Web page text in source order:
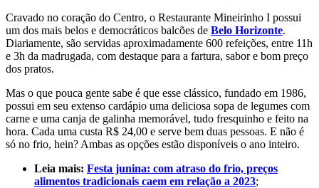
Cravado no coração do Centro, o Restaurante Mineirinho I possui
um dos mais belos e democráticos balcões de Belo Horizonte.
Diariamente, são servidas aproximadamente 600 refeições, entre 11h
e 3h da madrugada, com destaque para a fartura, sabor e bom preço
dos pratos.
Mas o que pouca gente sabe é que esse clássico, fundado em 1986,
possui em seu extenso cardápio uma deliciosa sopa de legumes com
carne e uma canja de galinha memorável, tudo fresquinho e feito na
hora. Cada uma custa R$ 24,00 e serve bem duas pessoas. E não é
só no frio, hein? Ambas as opções estão disponíveis o ano inteiro.
Leia mais: Festa junina: com atraso do frio, preços
alimentos tradicionais caem em relação a 2023;